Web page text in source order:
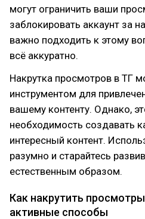
могут ограничить ваши
заблокировать аккаунт за
важно подходить к этому
всё аккуратно.
Накрутка просмотров в ТГ
инструментом для
вашему контенту. Однако,
необходимость создавать
интересный контент.
разумно и старайтесь
естественным образом.
Как накрутить
активные способы